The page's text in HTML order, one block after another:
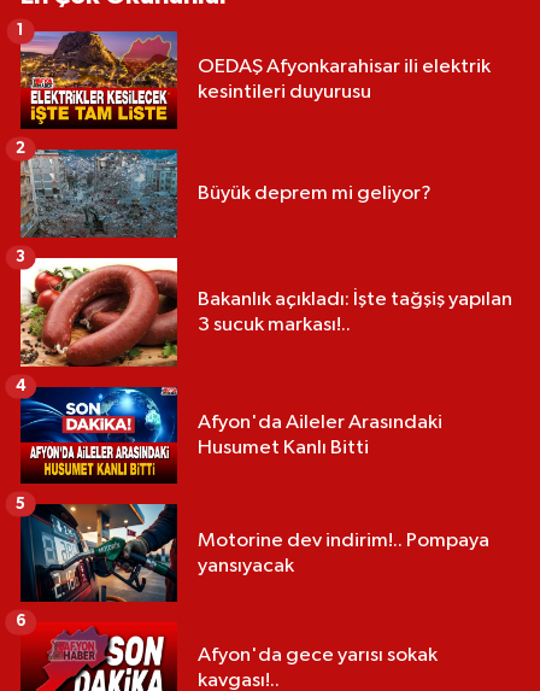
OEDAŞ Afyonkarahisar ili elektrik
kesintileri duyurusu
1
Büyük deprem mi geliyor?
2
Bakanlık açıkladı: İşte tağşiş yapılan
3 sucuk markası!..
3
Afyon'da Aileler Arasındaki
Husumet Kanlı Bitti
4
Motorine dev indirim!.. Pompaya
yansıyacak
5
Afyon'da gece yarısı sokak
kavgası!..
6